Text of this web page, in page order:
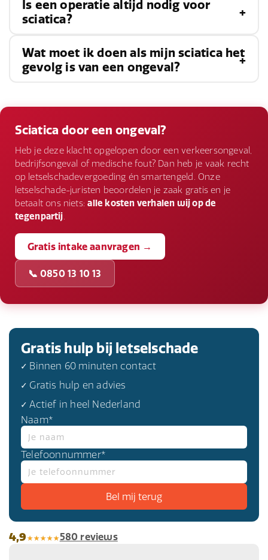
Sciatica wordt meestal veroorzaakt door een
hernia, botspoor of
druk uitoefent op de heupzenuw.
Is een operatie altijd nodig voor
sciatica?
Nee, de meeste gevallen van sciatica kunnen
worden behandeld met conservatieve
symptomen ernstig zijn of niet reageren op
andere behandelingen.
Wat moet ik doen als mijn sciatica het
gevolg is van een ongeval?
letselschadeadvocaat om uw rechten te
beschermen.
Sciatica door een ongeval?
Heb je deze klacht opgelopen door een verkeersongeval,
bedrijfsongeval of medische fout? Dan heb je vaak recht
op letselschadevergoeding én smartengeld. Onze
letselschade-juristen beoordelen je zaak gratis en je
betaalt ons niets:alle kosten verhalen wij op de
tegenpartij
Gratis intake aanvragen →
📞 0850 13 10 13
Gratis hulp bij letselschade
✓ Binnen 60 minuten contact
✓ Gratis hulp en advies
✓ Actief in heel Nederland
Naam*
Telefoonnummer*
4,9 580 reviews